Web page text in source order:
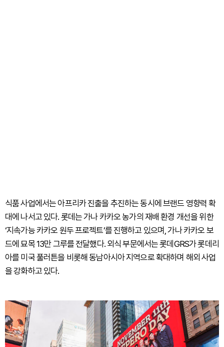
식품 사업에서는 아프리카 진출을 추진하는 동시에 브랜드 영향력 확
대에 나서고 있다. 롯데는 가나 카카오 농가의 재배 환경 개선을 위한
‘지속가능 카카오 원두 프로젝트’를 진행하고 있으며, 가나 카카오 보
드에 묘목 13만 그루를 전달했다. 외식 부문에서는 롯데GRS가 롯데리
아를 미국 풀러튼을 비롯해 동남아시아 지역으로 확대하며 해외 사업
을 강화하고 있다.